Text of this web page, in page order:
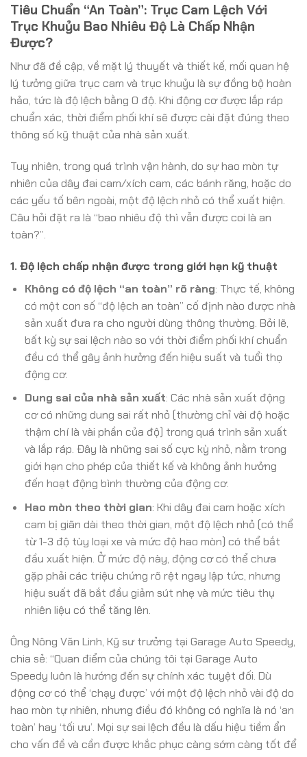
Tiêu Chuẩn “An Toàn”: Trục Cam Lệch Với
Trục Khuỷu Bao Nhiêu Độ Là Chấp Nhận
Được?
Như đã đề cập, về mặt lý thuyết và thiết kế, mối quan hệ
lý tưởng giữa trục cam và trục khuỷu là sự đồng bộ hoàn
hảo, tức là độ lệch bằng 0 độ. Khi động cơ được lắp ráp
chuẩn xác, thời điểm phối khí sẽ được cài đặt đúng theo
thông số kỹ thuật của nhà sản xuất.
Tuy nhiên, trong quá trình vận hành, do sự hao mòn tự
nhiên của dây đai cam/xích cam, các bánh răng, hoặc do
các yếu tố bên ngoài, một độ lệch nhỏ có thể xuất hiện.
Câu hỏi đặt ra là “bao nhiêu độ thì vẫn được coi là an
toàn?”.
1. Độ lệch chấp nhận được trong giới hạn kỹ thuật
Không có độ lệch “an toàn” rõ ràng: Thực tế, không
có một con số “độ lệch an toàn” cố định nào được nhà
sản xuất đưa ra cho người dùng thông thường. Bởi lẽ,
bất kỳ sự sai lệch nào so với thời điểm phối khí chuẩn
đều có thể gây ảnh hưởng đến hiệu suất và tuổi thọ
động cơ.
Dung sai của nhà sản xuất: Các nhà sản xuất động
cơ có những dung sai rất nhỏ (thường chỉ vài độ hoặc
thậm chí là vài phần của độ) trong quá trình sản xuất
và lắp ráp. Đây là những sai số cực kỳ nhỏ, nằm trong
giới hạn cho phép của thiết kế và không ảnh hưởng
đến hoạt động bình thường của động cơ.
Hao mòn theo thời gian: Khi dây đai cam hoặc xích
cam bị giãn dài theo thời gian, một độ lệch nhỏ (có thể
từ 1-3 độ tùy loại xe và mức độ hao mòn) có thể bắt
đầu xuất hiện. Ở mức độ này, động cơ có thể chưa
gặp phải các triệu chứng rõ rệt ngay lập tức, nhưng
hiệu suất đã bắt đầu giảm sút nhẹ và mức tiêu thụ
nhiên liệu có thể tăng lên.
Ông Nông Văn Linh, Kỹ sư trưởng tại Garage Auto Speedy,
chia sẻ: “Quan điểm của chúng tôi tại Garage Auto
Speedy luôn là hướng đến sự chính xác tuyệt đối. Dù
động cơ có thể ‘chạy được’ với một độ lệch nhỏ vài độ do
hao mòn tự nhiên, nhưng điều đó không có nghĩa là nó ‘an
toàn’ hay ‘tối ưu’. Mọi sự sai lệch đều là dấu hiệu tiềm ẩn
cho vấn đề và cần được khắc phục càng sớm càng tốt để